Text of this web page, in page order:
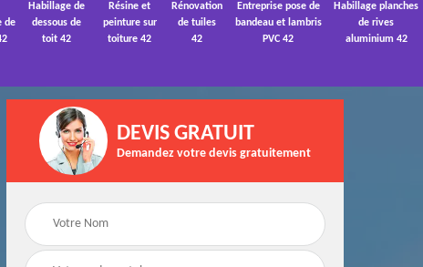
de
Habillage de
dessous de
toit 42
Résine et
peinture sur
toiture 42
Rénovation
de tuiles
42
Entreprise pose de
bandeau et lambris
PVC 42
Habillage planches
de rives
aluminium 42
de
Devis réparation de
toiture 42
DEVIS GRATUIT
Demandez votre devis gratuitement